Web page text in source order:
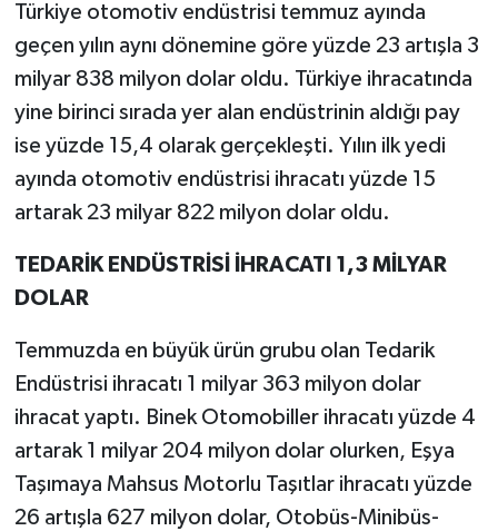
Türkiye otomotiv endüstrisi temmuz ayında
geçen yılın aynı dönemine göre yüzde 23 artışla 3
milyar 838 milyon dolar oldu. Türkiye ihracatında
yine birinci sırada yer alan endüstrinin aldığı pay
ise yüzde 15,4 olarak gerçekleşti. Yılın ilk yedi
ayında otomotiv endüstrisi ihracatı yüzde 15
artarak 23 milyar 822 milyon dolar oldu.
TEDARİK ENDÜSTRİSİ İHRACATI 1,3 MİLYAR
DOLAR
Temmuzda en büyük ürün grubu olan Tedarik
Endüstrisi ihracatı 1 milyar 363 milyon dolar
ihracat yaptı. Binek Otomobiller ihracatı yüzde 4
artarak 1 milyar 204 milyon dolar olurken, Eşya
Taşımaya Mahsus Motorlu Taşıtlar ihracatı yüzde
26 artışla 627 milyon dolar, Otobüs-Minibüs-